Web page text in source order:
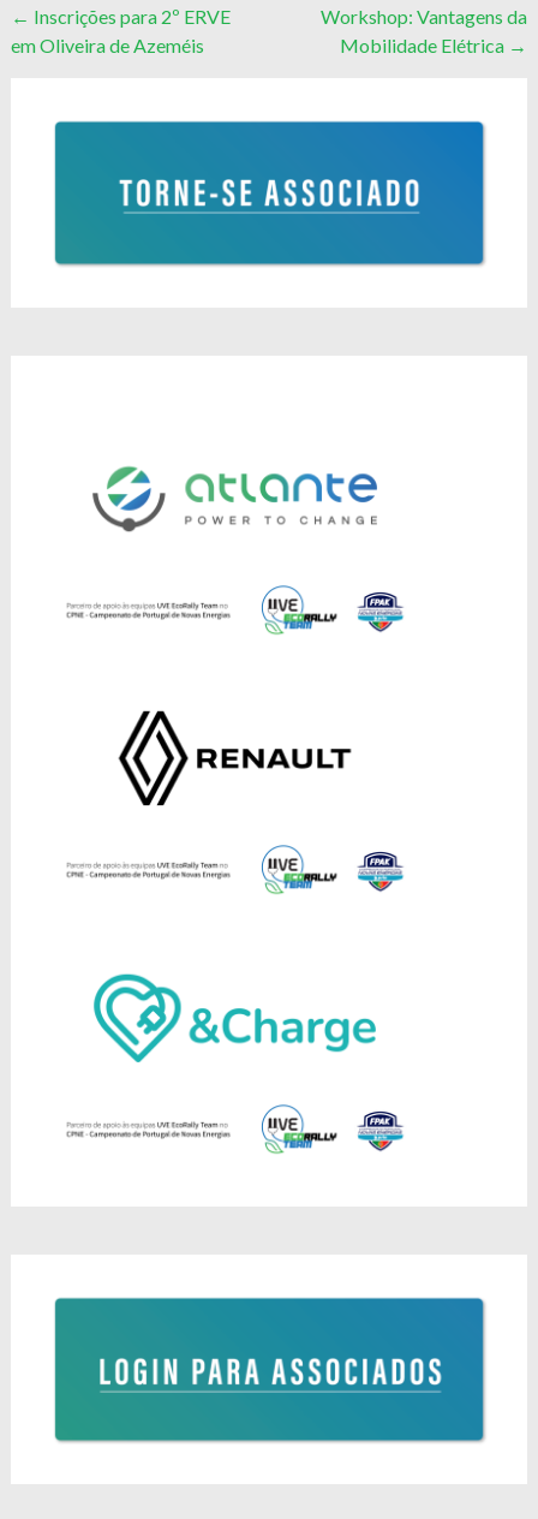
Post
navigation
← Inscrições para 2º ERVE
em Oliveira de Azeméis
Workshop: Vantagens da
Mobilidade Elétrica →